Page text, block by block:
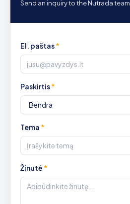
Send an inquiry to the Nutrada team
El. paštas*
Paskirtis*
Tema *
Žinutė *